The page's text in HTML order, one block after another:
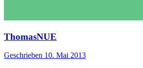
ThomasNUE
Geschrieben 10. Mai 2013